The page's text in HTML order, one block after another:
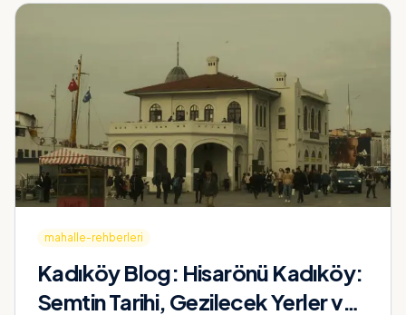
mahalle-rehberleri
Kadıköy Blog: Hisarönü Kadıköy:
Semtin Tarihi, Gezilecek Yerler ve